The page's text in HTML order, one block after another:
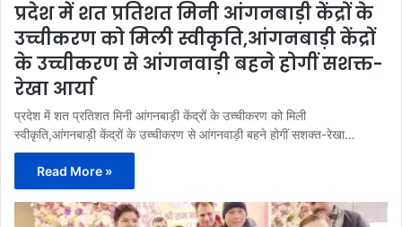
प्रदेश में शत प्रतिशत मिनी आंगनबाड़ी केंद्रों के
उच्चीकरण को मिली स्वीकृति,आंगनबाड़ी केंद्रों
के उच्चीकरण से आंगनवाड़ी बहने होगीं सशक्त-
रेखा आर्या
प्रदेश में शत प्रतिशत मिनी आंगनबाड़ी केंद्रों के उच्चीकरण को मिली
स्वीकृति,आंगनबाड़ी केंद्रों के उच्चीकरण से आंगनवाड़ी बहने होगीं सशक्त-रेखा…
Read More »